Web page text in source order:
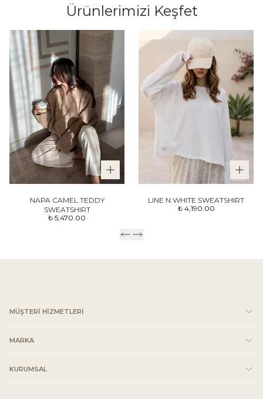
Ürünlerimizi Keşfet
NAPA CAMEL TEDDY
SWEATSHIRT
₺ 5,470.00
LINE N.WHITE SWEATSHIRT
₺ 4,190.00
MÜŞTERİ HİZMETLERİ
MARKA
KURUMSAL